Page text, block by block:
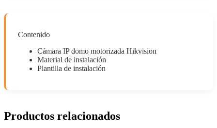
Contenido
Cámara IP domo motorizada Hikvision
Material de instalación
Plantilla de instalación
Productos relacionados